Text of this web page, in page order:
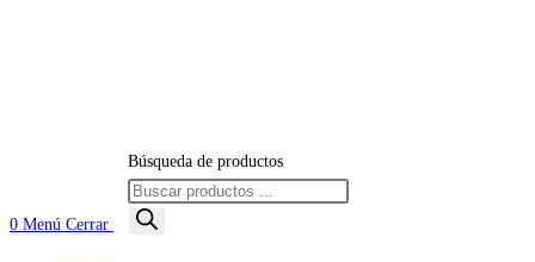
0 Menú Cerrar
Búsqueda de productos